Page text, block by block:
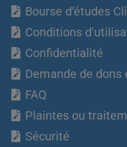
Bourse d’études
Conditions
Confidentialité
Demande de
FAQ
Plaintes ou
Sécurité